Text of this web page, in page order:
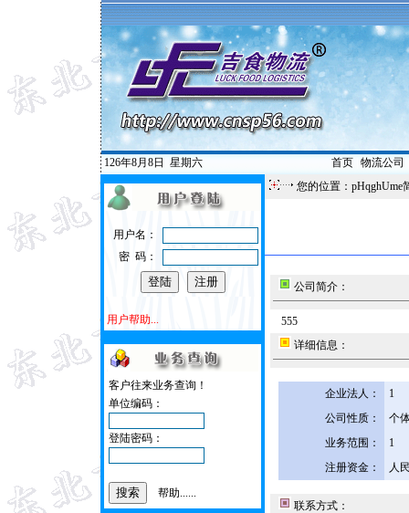
126年8月8日 星期六 首页| 物流公司
用户名：
密 码：
用户帮助...
客户往来业务查询！
单位编码：
登陆密码：
帮助......
您的位置：pHqghUme
公司简介：
555
详细信息：
企业法人：
1
公司性质：
个
业务范围：
1
注册资金：
人
联系方式：